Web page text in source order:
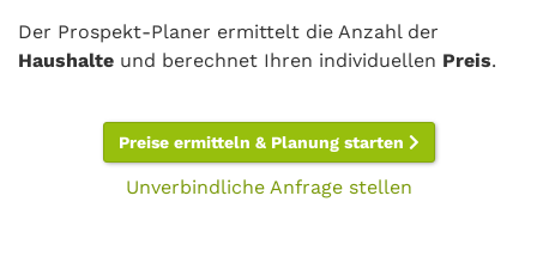
Der Prospekt-Planer ermittelt die Anzahl der
Haushalte und berechnet Ihren individuellen Preis.
Preise ermitteln & Planung starten
Unverbindliche Anfrage stellen